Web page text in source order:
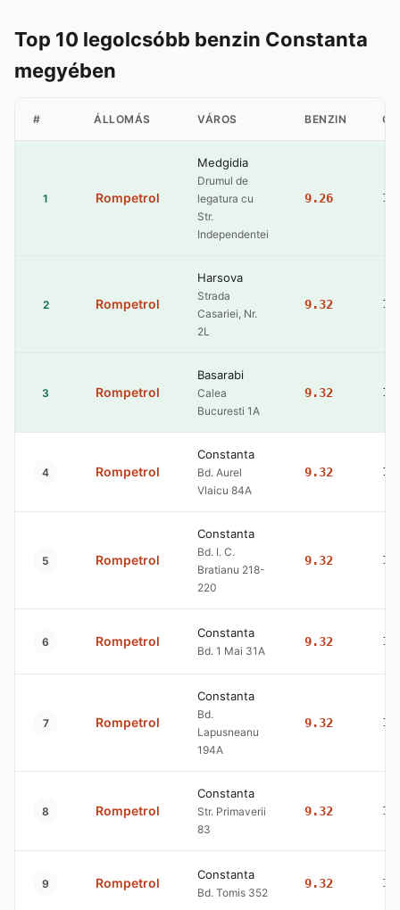
Top 10 legolcsóbb benzin Constanta
megyében
# ÁLLOMÁS VÁROS BENZIN
1 Rompetrol
Medgidia
Drumul de
legatura cu
Str.
Independentei
9.26
2 Rompetrol
Harsova
Strada
Casariei, Nr.
2L
9.32
3 Rompetrol
Basarabi
Calea
Bucuresti 1A
9.32
4 Rompetrol
Constanta
Bd. Aurel
Vlaicu 84A
9.32
5 Rompetrol
Constanta
Bd. I. C.
Bratianu 218-
220
9.32
6 Rompetrol
Constanta
Bd. 1 Mai 31A
9.32
7 Rompetrol
Constanta
Bd.
Lapusneanu
194A
9.32
8 Rompetrol
Constanta
Str. Primaverii
83
9.32
9 Rompetrol
Constanta
Bd. Tomis 352
9.32